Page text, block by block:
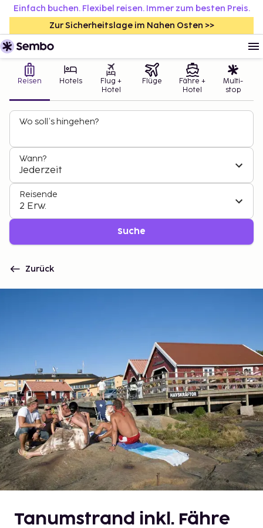
Einfach buchen. Flexibel reisen. Immer zum besten Preis.
Zur Sicherheitslage im Nahen Osten >>
Reisen Hotels
Flug +
Hotel
Flüge
Fähre +
Hotel
Multi-
stop
Wo soll’s hingehen?
Wann?
Jederzeit
Reisende
2 Erw.
Suche
Zurück
Tanumstrand inkl. Fähre